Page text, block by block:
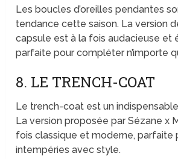
Les boucles d’oreilles pendantes
tendance cette saison. La version
capsule est à la fois audacieuse et
parfaite pour compléter n’importe
8. LE TRENCH-COAT
Le trench-coat est un
La version proposée par Sézane x
fois classique et moderne, parfaite
intempéries avec style.